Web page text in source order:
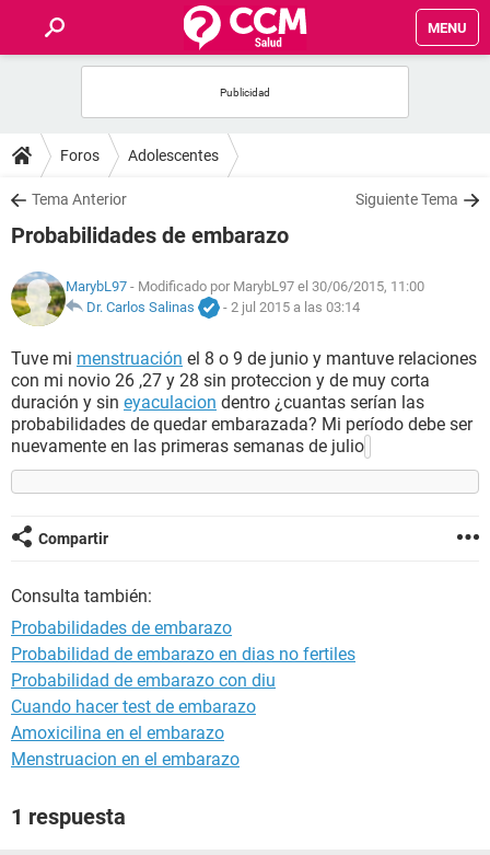
MENU
FOROS
SALUD
NUTRICIÓN
BIENESTAR
SEXUALIDAD
GLOSARIO
Foros Adolescentes
Tema Anterior Siguiente Tema
Probabilidades de embarazo
MarybL97 - Modificado por MarybL97 el 30/06/2015, 11:00
Dr. Carlos Salinas
- 2 jul 2015 a las 03:14
Tuve mi menstruación el 8 o 9 de junio y mantuve relaciones
con mi novio 26 ,27 y 28 sin proteccion y de muy corta
duración y sin eyaculacion dentro ¿cuantas serían las
probabilidades de quedar embarazada? Mi período debe ser
nuevamente en las primeras semanas de julio
Compartir
Consulta también:
Probabilidades de embarazo
Probabilidad de embarazo en dias no fertiles
Probabilidad de embarazo con diu
Cuando hacer test de embarazo
Amoxicilina en el embarazo
Menstruacion en el embarazo
1 respuesta